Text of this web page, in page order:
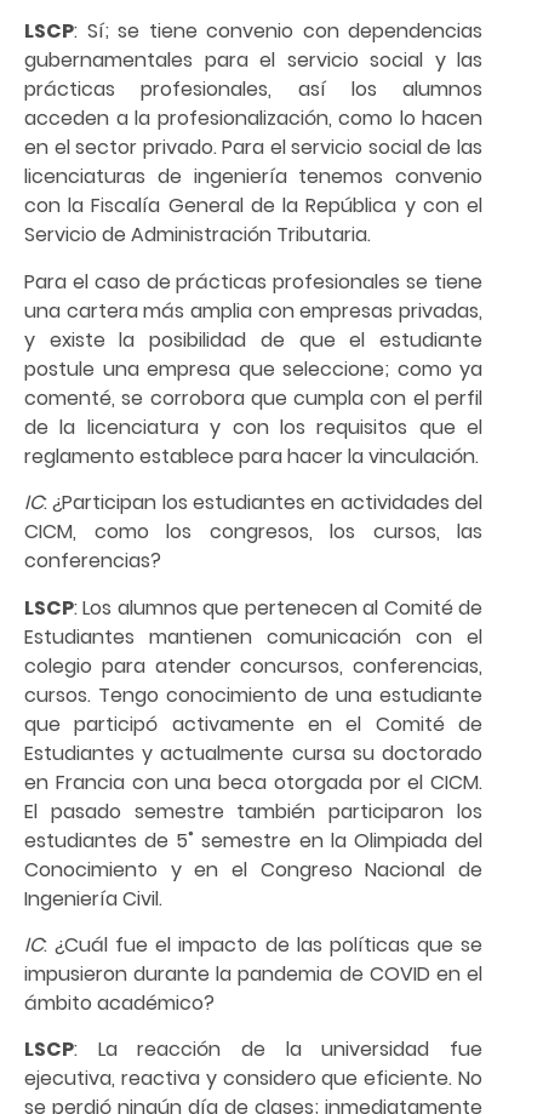
LSCP: Sí; se tiene convenio con dependencias
gubernamentales para el servicio social y las
prácticas profesionales, así los alumnos
acceden a la profesionalización, como lo hacen
en el sector privado. Para el servicio social de las
licenciaturas de ingeniería tenemos convenio
con la Fiscalía General de la República y con el
Servicio de Administración Tributaria.
Para el caso de prácticas profesionales se tiene
una cartera más amplia con empresas privadas,
y existe la posibilidad de que el estudiante
postule una empresa que seleccione; como ya
comenté, se corrobora que cumpla con el perfil
de la licenciatura y con los requisitos que el
reglamento establece para hacer la vinculación.
IC: ¿Participan los estudiantes en actividades del
CICM, como los congresos, los cursos, las
conferencias?
LSCP: Los alumnos que pertenecen al Comité de
Estudiantes mantienen comunicación con el
colegio para atender concursos, conferencias,
cursos. Tengo conocimiento de una estudiante
que participó activamente en el Comité de
Estudiantes y actualmente cursa su doctorado
en Francia con una beca otorgada por el CICM.
El pasado semestre también participaron los
estudiantes de 5˚ semestre en la Olimpiada del
Conocimiento y en el Congreso Nacional de
Ingeniería Civil.
IC: ¿Cuál fue el impacto de las políticas que se
impusieron durante la pandemia de COVID en el
ámbito académico?
LSCP: La reacción de la universidad fue
ejecutiva, reactiva y considero que eficiente. No
se perdió ningún día de clases; inmediatamente